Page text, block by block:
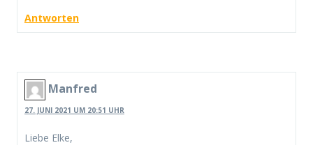
Antworten
Manfred
27. JUNI 2021 UM 20:51 UHR
Liebe Elke,